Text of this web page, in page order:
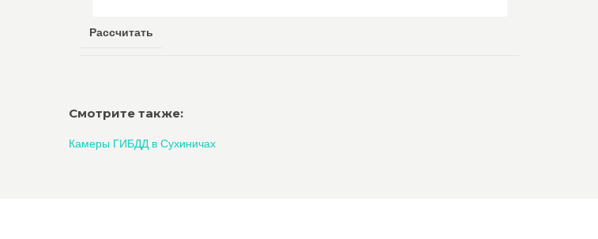
Рассчитать
Смотрите также:
Камеры ГИБДД в Сухиничах